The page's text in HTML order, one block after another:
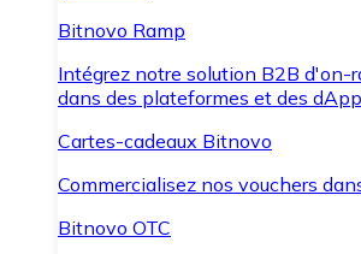
Bitnovo Ramp
Intégrez notre solution B2B
dans des plateformes et des
Cartes-cadeaux Bitnovo
Commercialisez nos vouchers
Bitnovo OTC